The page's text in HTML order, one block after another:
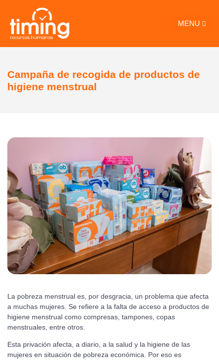
MENU
Campaña de recogida de productos de
higiene menstrual
La pobreza menstrual es, por desgracia, un problema que afecta
a muchas mujeres. Se refiere a la falta de acceso a productos de
higiene menstrual como compresas, tampones, copas
menstruales, entre otros.
Esta privación afecta, a diario, a la salud y la higiene de las
mujeres en situación de pobreza económica. Por eso es